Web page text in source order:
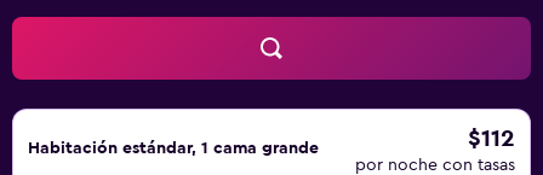
Habitación estándar, 1 cama grande $112
por noche con tasas